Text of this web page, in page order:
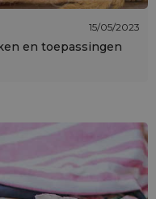
15/05/2023
en toepassingen